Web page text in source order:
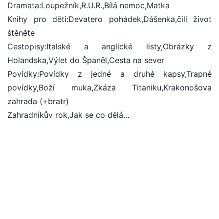
Dramata:Loupežník,R.U.R.,Bílá nemoc,Matka
Knihy pro děti:Devatero pohádek,Dášenka,čili život
štěněte
Cestopisy:Italské a anglické listy,Obrázky z
Holandska,Výlet do Španěl,Cesta na sever
Povídky:Povídky z jedné a druhé kapsy,Trapné
povídky,Boží muka,Zkáza Titaniku,Krakonošova
zahrada (+bratr)
Zahradníkův rok,Jak se co dělá…